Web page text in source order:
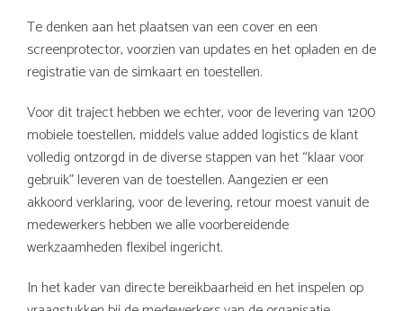
Te denken aan het plaatsen van een cover en een
screenprotector, voorzien van updates en het opladen en de
registratie van de simkaart en toestellen.
Voor dit traject hebben we echter, voor de levering van 1200
mobiele toestellen, middels value added logistics de klant
volledig ontzorgd in de diverse stappen van het “klaar voor
gebruik” leveren van de toestellen. Aangezien er een
akkoord verklaring, voor de levering, retour moest vanuit de
medewerkers hebben we alle voorbereidende
werkzaamheden flexibel ingericht.
In het kader van directe bereikbaarheid en het inspelen op